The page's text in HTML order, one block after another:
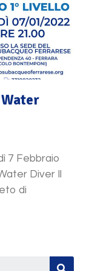
7 Febbraio
Diver Il
di